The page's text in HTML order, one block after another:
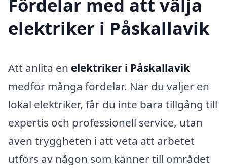
Fördelar med att välja
elektriker i Påskallavik
Att anlita en elektriker i Påskallavik
medför många fördelar. När du väljer en
lokal elektriker, får du inte bara tillgång till
expertis och professionell service, utan
även tryggheten i att veta att arbetet
utförs av någon som känner till området